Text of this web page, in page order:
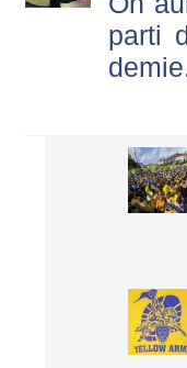
parti